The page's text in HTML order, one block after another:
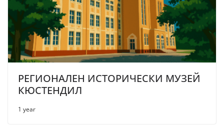
РЕГИОНАЛЕН ИСТОРИЧЕСКИ МУЗЕЙ
КЮСТЕНДИЛ
1 year